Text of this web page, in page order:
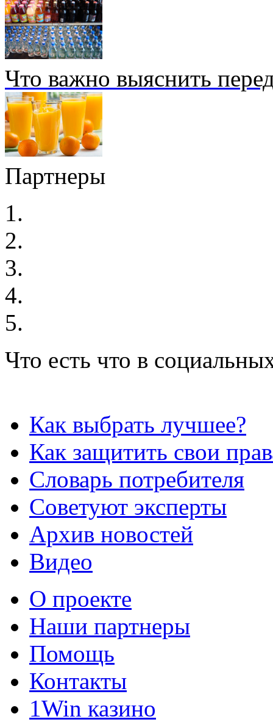
Что важно выяснить
Партнеры
Что есть что в
Как выбрать лучшее?
Как защитить свои
Словарь потребителя
Советуют эксперты
Архив новостей
Видео
О проекте
Наши партнеры
Помощь
Контакты
1Win казино